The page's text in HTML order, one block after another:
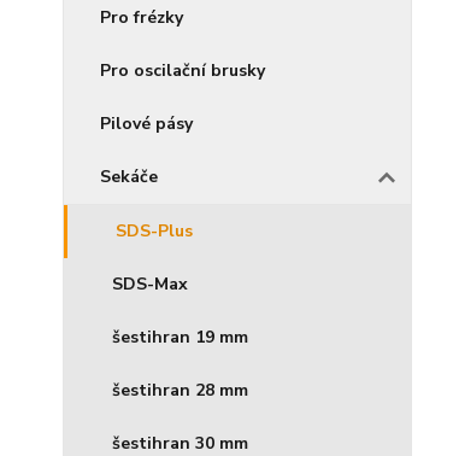
Pro frézky
Pro oscilační brusky
Pilové pásy
Sekáče
SDS-Plus
SDS-Max
šestihran 19 mm
šestihran 28 mm
šestihran 30 mm